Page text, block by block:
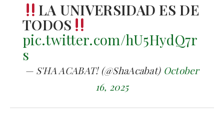
LA UNIVERSIDAD ES DE
TODOS
pic.twitter.com/hU5HydQ7r
s
— S'HA ACABAT! (@ShaAcabat) October
16, 2025